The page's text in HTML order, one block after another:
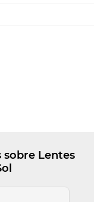
sobre Lentes